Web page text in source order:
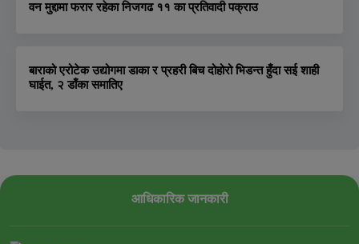
वन मुद्दामा फरार रहेका निजगढ ११ का प्रतिवादी पक्राउ
बाराको एरोटेक उद्योगमा डाका र प्रहरी बिच दोहोरो भिडन्त हुँदा सई शाही
घाईत, २ डाँका समातिए
आधिकारिक जानकारी